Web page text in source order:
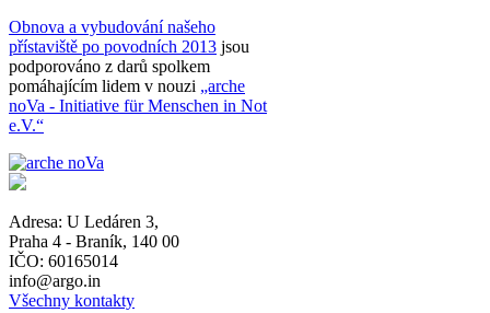
Obnova a vybudování našeho
přístaviště po povodních 2013 jsou
podporováno z darů spolkem
pomáhajícím lidem v nouzi „arche
noVa - Initiative für Menschen in Not
e.V.“
Adresa: U Ledáren 3,
Praha 4 - Braník, 140 00
IČO: 60165014
info@argo.in
Všechny kontakty